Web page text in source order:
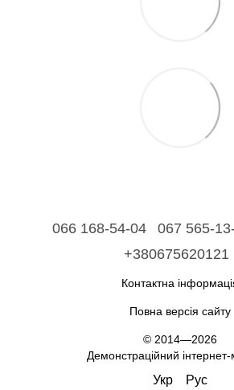
066 168-54-04 067 565-
+380675620121
Контактна
Повна версія сайту
© 2014—2026
Демонстраційний інтернет-
Укр Рус